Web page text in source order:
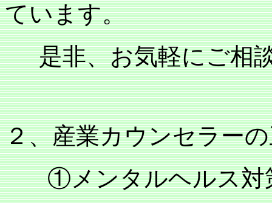
ています。
是非、お気軽にご相
２、産業カウンセラー
①メンタルヘルス対